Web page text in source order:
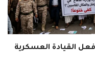
القيادة العسكرية